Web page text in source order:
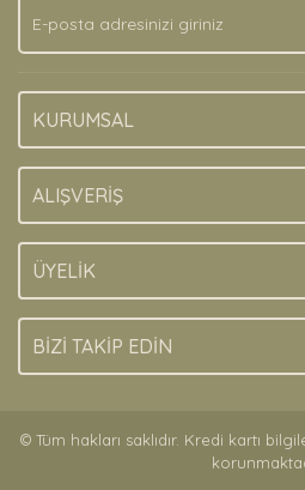
Bu ürüne benzer farklı alternatifler
KURUMSAL
ALIŞVERİŞ
ÜYELİK
BİZİ TAKİP EDİN
© Tüm hakları saklıdır. Kredi kartı